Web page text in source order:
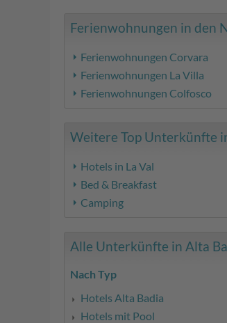
Ferienwohnungen in den
Ferienwohnungen Corvara
Ferienwohnungen La Villa
Ferienwohnungen Colfosco
Weitere Top Unterkünfte
Hotels in La Val
Bed & Breakfast
Camping
Alle Unterkünfte in Alta
Nach Typ
Hotels Alta Badia
Hotels mit Pool